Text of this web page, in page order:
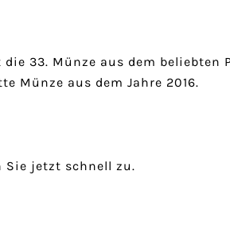
die 33. Münze aus dem beliebten
Münze aus dem Jahre 2016.
Sie jetzt schnell zu.